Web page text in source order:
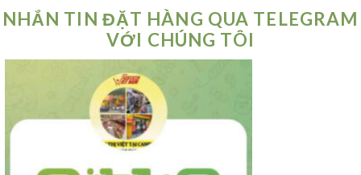
NHẮN TIN ĐẶT HÀNG QUA TELEGRAM
VỚI CHÚNG TÔI